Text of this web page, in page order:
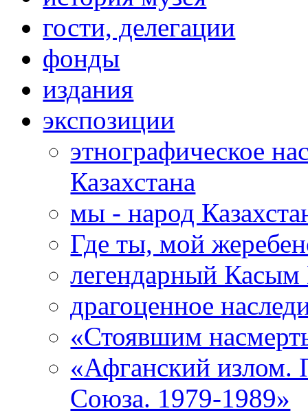
гости, делегации
фонды
издания
экспозиции
этнографическое
Казахстана
мы - народ
Где ты, мой
легендарный Касым
драгоценное
«Стоявшим
«Афганский излом.
Союза. 1979-1989»